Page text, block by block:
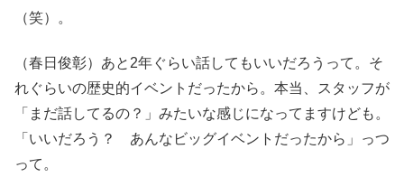
（笑）。
（春日俊彰）あと2年ぐらい話してもいいだろうって。そ
れぐらいの歴史的イベントだったから。本当、スタッフが
「まだ話してるの？」みたいな感じになってますけども。
「いいだろう？ あんなビッグイベントだったから」っつ
って。